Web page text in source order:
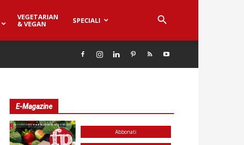
VEGETARIAN
& VEGAN SPECIALI
E-Magazine
Abbonati